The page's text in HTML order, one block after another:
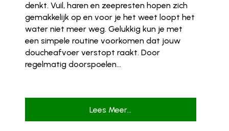
denkt. Vuil, haren en zeepresten hopen zich
gemakkelijk op en voor je het weet loopt het
water niet meer weg. Gelukkig kun je met
een simpele routine voorkomen dat jouw
doucheafvoer verstopt raakt. Door
regelmatig doorspoelen...
Lees Meer...